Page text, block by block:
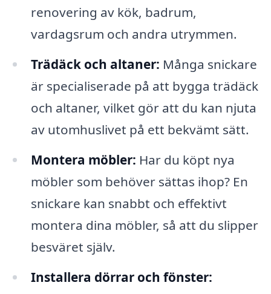
renovering av kök, badrum,
vardagsrum och andra utrymmen.
Trädäck och altaner: Många snickare
är specialiserade på att bygga trädäck
och altaner, vilket gör att du kan njuta
av utomhuslivet på ett bekvämt sätt.
Montera möbler: Har du köpt nya
möbler som behöver sättas ihop? En
snickare kan snabbt och effektivt
montera dina möbler, så att du slipper
besväret själv.
Installera dörrar och fönster: